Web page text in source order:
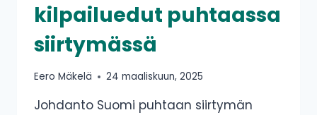
kilpailuedut puhtaassa
siirtymässä
Eero Mäkelä 24 maaliskuun, 2025
Johdanto Suomi puhtaan siirtymän